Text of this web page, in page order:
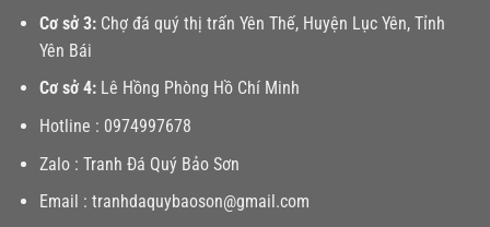
Cơ sở 3:Chợ đá quý thị trấn Yên Thế, Huyện Lục Yên, Tỉnh
Yên Bái
Cơ sở 4:Lê Hồng Phòng Hồ Chí Minh
Hotline : 0974997678
Zalo : Tranh Đá Quý Bảo Sơn
Email : tranhdaquybaoson@gmail.com